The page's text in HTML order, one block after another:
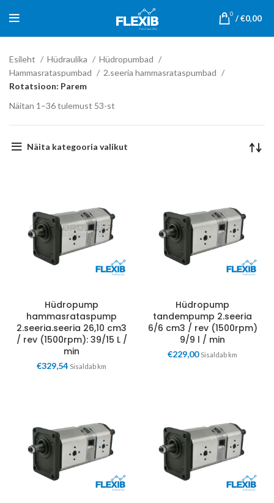
0 /€0,00
Esileht Hüdraulika
Hüdropumbad
Hammasrataspumbad
2.seeria hammasrataspumbad
Rotatsioon: Parem
Näitan 1–36 tulemust 53-st
Näita kategooria valikut
Hüdropump
hammasrataspump
2.seeria.seeria 26,10 cm3
/ rev (1500rpm): 39/15 L /
min
€329,54 Sisaldab km
Hüdropump
tandempump 2.seeria
6/6 cm3 / rev (1500rpm)
9/9 l / min
€229,00 Sisaldab km